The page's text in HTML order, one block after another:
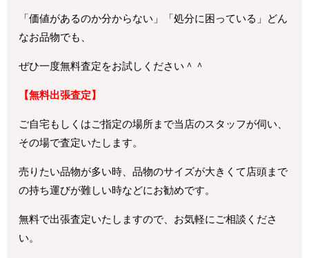
「価値があるのか分からない」「処分に困っている」どん
なお品物でも、
ぜひ一度無料査定をお試しください＾＾
【無料出張査定】
ご自宅もしくはご指定の場所まで当店のスタッフが伺い、
その場で査定いたします。
売りたい品物が多い時、品物のサイズが大きくて店頭まで
の持ち運びが難しい時などにお勧めです。
無料で出張査定いたしますので、お気軽にご相談くださ
い。